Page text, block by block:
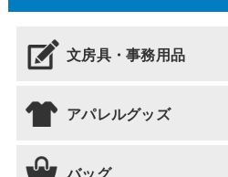
文房具・事務用品
文房具・事務用品 全て
ボールペン
アパレルグッズ
バッグ